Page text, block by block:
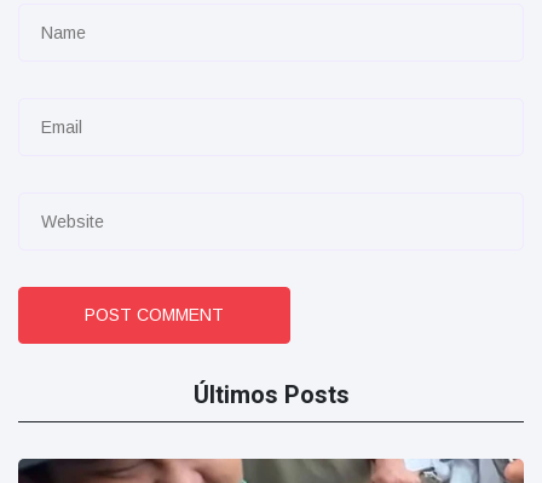
POST COMMENT
Últimos Posts